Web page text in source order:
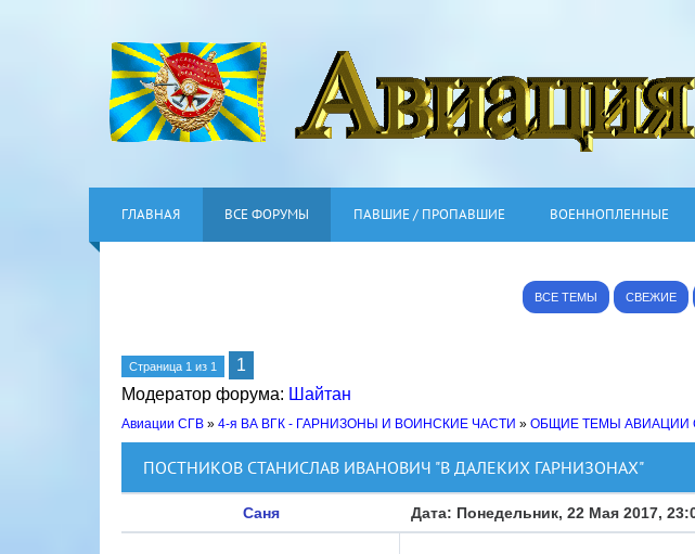
ГЛАВНАЯ ВСЕ ФОРУМЫ ПАВШИЕ / ПРОПАВШИЕ ВОЕННОПЛЕННЫЕ
ВСЕ ТЕМЫ СВЕЖИЕ
Страница 1 из 1
1
Модератор форума: Шайтан
Авиации СГВ » 4-я ВА ВГК - ГАРНИЗОНЫ И ВОИНСКИЕ ЧАСТИ » ОБЩИЕ ТЕМЫ АВИАЦИИ
ПОСТНИКОВ СТАНИСЛАВ ИВАНОВИЧ "В ДАЛЕКИХ ГАРНИЗОНАХ"
Саня Дата: Понедельник, 22 Мая 2017,